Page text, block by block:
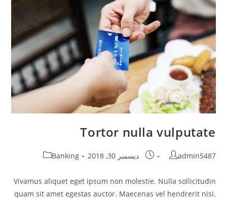
Tortor nulla vulputate
Post
admin5487
Post
ديسمبر 30, 2018
Post
Banking
Vivamus aliquet eget ipsum non molestie. Nulla sollicitudin
quam sit amet egestas auctor. Maecenas vel hendrerit nisi.